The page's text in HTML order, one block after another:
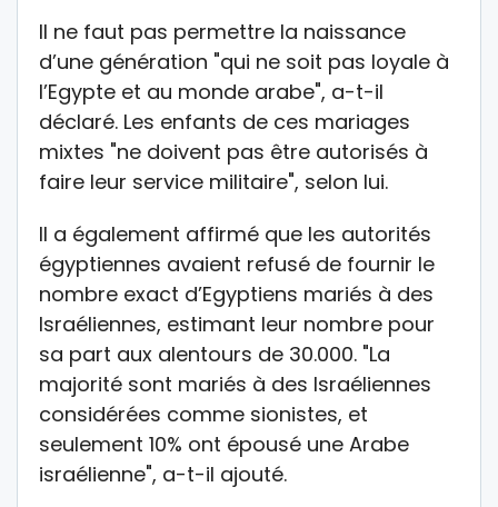
Il ne faut pas permettre la naissance
d’une génération "qui ne soit pas loyale à
l’Egypte et au monde arabe", a-t-il
déclaré. Les enfants de ces mariages
mixtes "ne doivent pas être autorisés à
faire leur service militaire", selon lui.
Il a également affirmé que les autorités
égyptiennes avaient refusé de fournir le
nombre exact d’Egyptiens mariés à des
Israéliennes, estimant leur nombre pour
sa part aux alentours de 30.000. "La
majorité sont mariés à des Israéliennes
considérées comme sionistes, et
seulement 10% ont épousé une Arabe
israélienne", a-t-il ajouté.